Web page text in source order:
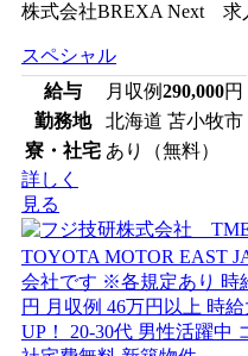
株式会社BREXA Next 求
スペシャル
給与
月収例290,000円
勤務地
北海道 苫小牧市
寮・社宅 あり（無料）
詳しく
見る